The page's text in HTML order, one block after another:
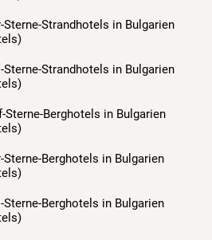
Sterne-Strandhotels in Bulgarien
Sterne-Strandhotels in Bulgarien
Sterne-Berghotels in Bulgarien
Sterne-Berghotels in Bulgarien
Sterne-Berghotels in Bulgarien